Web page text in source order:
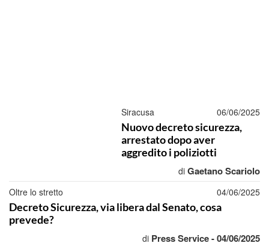
Siracusa 06/06/2025
Nuovo decreto sicurezza,
arrestato dopo aver
aggredito i poliziotti
di Gaetano Scariolo
Oltre lo stretto 04/06/2025
Decreto Sicurezza, via libera dal Senato, cosa
prevede?
di Press Service - 04/06/2025